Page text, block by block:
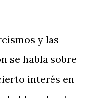
y las
se habla sobre
interés en